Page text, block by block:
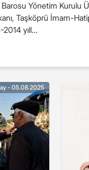
Barosu Yönetim
Taşköprü İmam-
yıll...
- 05.08.2025